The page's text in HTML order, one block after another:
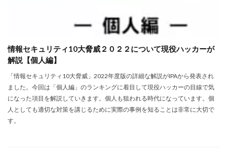
情報セキュリティ10大脅威２０２２について現役ハッカーが
解説【個人編】
「情報セキュリティ10大脅威」2022年度版の詳細な解説がIPAから発表され
ました。今回は「個人編」のランキングに着目して現役ハッカーの目線で気
になった項目を解説していきます。個人も狙われる時代になっています。個
人としても適切な対策を講じるために実際の事例を知ることは非常に大切で
す。